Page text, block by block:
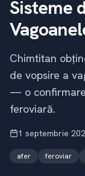
Sisteme
Chimtitan
de vopsire a
— o
feroviară.
1 septembrie
afer feroviar